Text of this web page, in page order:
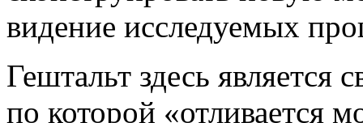
видение исследуемых
Гештальт здесь является
по которой «отливается